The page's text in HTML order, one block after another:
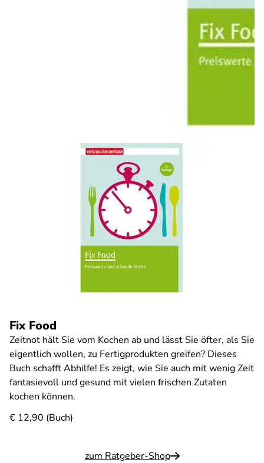
Fix Food
Zeitnot hält Sie vom Kochen ab und lässt Sie öfter, als Sie
eigentlich wollen, zu Fertigprodukten greifen? Dieses
Buch schafft Abhilfe! Es zeigt, wie Sie auch mit wenig Zeit
fantasievoll und gesund mit vielen frischen Zutaten
kochen können.
€ 12,90 (Buch)
zum Ratgeber-Shop